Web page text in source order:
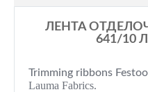
ЛЕНТА
641/10
Trimming ribbons
Lauma Fabrics.